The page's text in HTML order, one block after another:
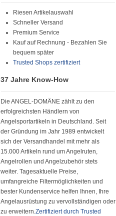
Riesen Artikelauswahl
Schneller Versand
Premium Service
Kauf auf Rechnung - Bezahlen Sie
bequem später
Trusted Shops zertifiziert
37 Jahre Know-How
Die ANGEL-DOMÄNE zählt zu den
erfolgreichsten Händlern von
Angelsportartikeln in Deutschland. Seit
der Gründung im Jahr 1989 entwickelt
sich der Versandhandel mit mehr als
15.000 Artikeln rund um Angelruten,
Angelrollen und Angelzubehör stets
weiter. Tagesaktuelle Preise,
umfangreiche Filtermöglichkeiten und
bester Kundenservice helfen Ihnen, Ihre
Angelausrüstung zu vervollständigen oder
zu erweitern.Zertifiziert durch Trusted